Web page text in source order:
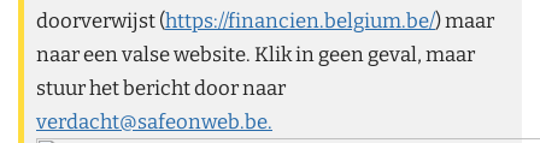
doorverwijst (https://financien.belgium.be/) maar
naar een valse website. Klik in geen geval, maar
stuur het bericht door naar
verdacht@safeonweb.be.